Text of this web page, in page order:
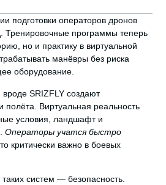
подготовки операторов дронов
Тренировочные программы теперь
но и практику в виртуальной
манёвры без риска
оборудование.
SRIZFLY создают
полёта. Виртуальная реальность
условия, ландшафт и
Операторы учатся быстро
критически важно в боевых
систем — безопасность.